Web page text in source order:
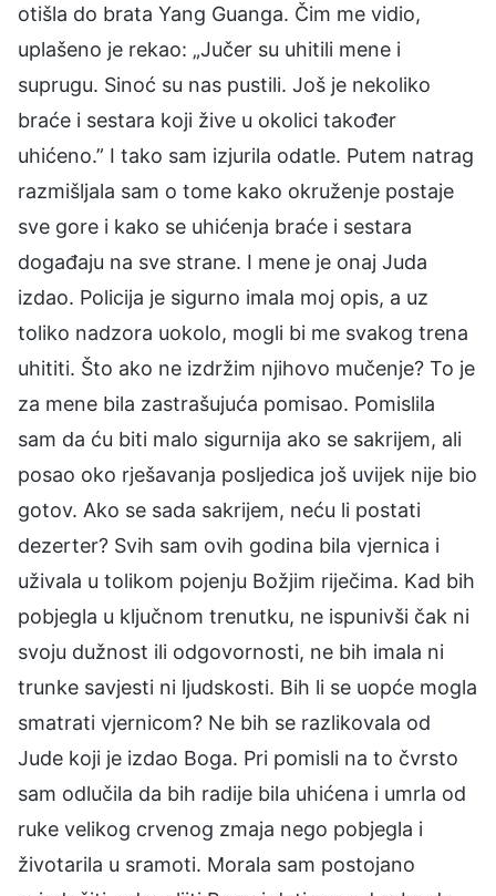
otišla do brata Yang Guanga. Čim me vidio,
uplašeno je rekao: „Jučer su uhitili mene i
suprugu. Sinoć su nas pustili. Još je nekoliko
braće i sestara koji žive u okolici također
uhićeno.” I tako sam izjurila odatle. Putem natrag
razmišljala sam o tome kako okruženje postaje
sve gore i kako se uhićenja braće i sestara
događaju na sve strane. I mene je onaj Juda
izdao. Policija je sigurno imala moj opis, a uz
toliko nadzora uokolo, mogli bi me svakog trena
uhititi. Što ako ne izdržim njihovo mučenje? To je
za mene bila zastrašujuća pomisao. Pomislila
sam da ću biti malo sigurnija ako se sakrijem, ali
posao oko rješavanja posljedica još uvijek nije bio
gotov. Ako se sada sakrijem, neću li postati
dezerter? Svih sam ovih godina bila vjernica i
uživala u tolikom pojenju Božjim riječima. Kad bih
pobjegla u ključnom trenutku, ne ispunivši čak ni
svoju dužnost ili odgovornosti, ne bih imala ni
trunke savjesti ni ljudskosti. Bih li se uopće mogla
smatrati vjernicom? Ne bih se razlikovala od
Jude koji je izdao Boga. Pri pomisli na to čvrsto
sam odlučila da bih radije bila uhićena i umrla od
ruke velikog crvenog zmaja nego pobjegla i
životarila u sramoti. Morala sam postojano